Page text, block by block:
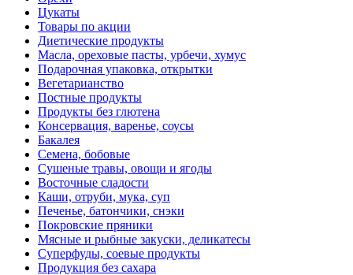
Цукаты
Товары по акции
Диетические продукты
Масла, ореховые пасты, урбечи, хумус
Подарочная упаковка, открытки
Вегетарианство
Постные продукты
Продукты без глютена
Консервация, варенье, соусы
Бакалея
Семена, бобовые
Сушеные травы, овощи и ягоды
Восточные сладости
Каши, отруби, мука, суп
Печенье, батончики, снэки
Покровские пряники
Мясные и рыбные закуски, деликатесы
Суперфуды, соевые продукты
Продукция без сахара